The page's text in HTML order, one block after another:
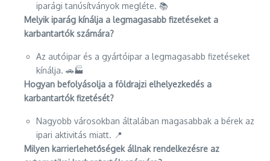
iparági tanúsítványok megléte. 📚
Melyik iparág kínálja a legmagasabb fizetéseket a
karbantartók számára?
Az autóipar és a gyártóipar a legmagasabb fizetéseket
kínálja. 🚗🏭
Hogyan befolyásolja a földrajzi elhelyezkedés a
karbantartók fizetését?
Nagyobb városokban általában magasabbak a bérek az
ipari aktivitás miatt. 📍
Milyen karrierlehetőségek állnak rendelkezésre az